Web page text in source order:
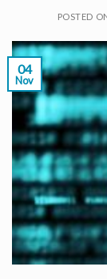
POSTED
04
Nov